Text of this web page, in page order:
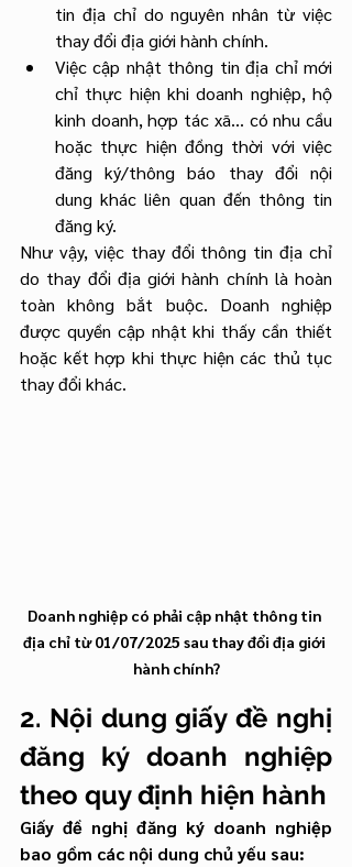
tin địa chỉ do nguyên nhân từ việc
thay đổi địa giới hành chính.
Việc cập nhật thông tin địa chỉ mới
chỉ thực hiện khi doanh nghiệp, hộ
kinh doanh, hợp tác xã... có nhu cầu
hoặc thực hiện đồng thời với việc
đăng ký/thông báo thay đổi nội
dung khác liên quan đến thông tin
đăng ký.
Như vậy, việc thay đổi thông tin địa chỉ
do thay đổi địa giới hành chính là hoàn
toàn không bắt buộc. Doanh nghiệp
được quyền cập nhật khi thấy cần thiết
hoặc kết hợp khi thực hiện các thủ tục
thay đổi khác.
Doanh nghiệp có phải cập nhật thông tin
địa chỉ từ 01/07/2025 sau thay đổi địa giới
hành chính?
2. Nội dung giấy đề nghị
đăng ký doanh nghiệp
theo quy định hiện hành
Giấy đề nghị đăng ký doanh nghiệp
bao gồm các nội dung chủ yếu sau: